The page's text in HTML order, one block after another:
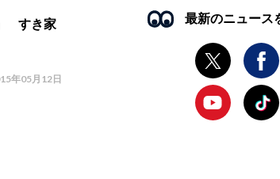
すき家
年05月12日
最新のニュース